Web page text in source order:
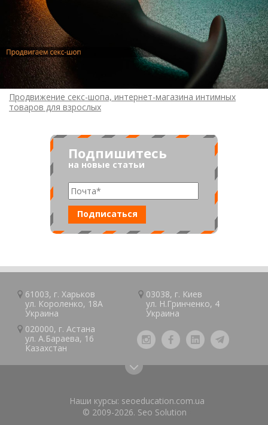
Продвижение секс-шопа, интернет-магазина интимных
товаров для взрослых
Подпишитесь
на новые статьи
61003, г.Харьков
ул. Короленко, 18А
Украина
03038, г. Киев
ул. Н.Гринченко, 4
Украина
020000, г.Астана
ул. А.Барaeва, 16
Казaxcтан
Наши курсы: seoeducation.com.ua
© 2009-2026. Seo Solution